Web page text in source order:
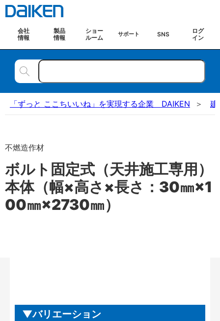
会社
情報
製品
情報
ショー
ルーム
サポート SNS
ログ
イン
「ずっと ここちいいね」を実現する企業 DAIKEN 建
不燃造作材
ボルト固定式（天井施工専用）
本体（幅×高さ×長さ：30㎜×1
00㎜×2730㎜）
バリエーション